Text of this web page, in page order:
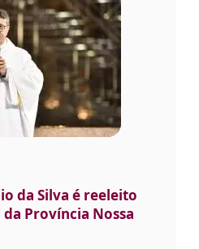
da Silva é reeleito
Província Nossa